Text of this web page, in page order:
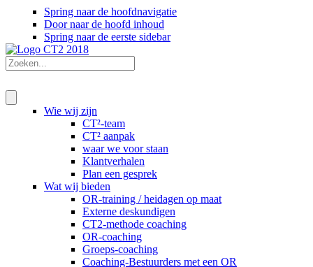
Spring naar de hoofdnavigatie
Door naar de hoofd inhoud
Spring naar de eerste sidebar
Wie wij zijn
CT²-team
CT² aanpak
waar we voor staan
Klantverhalen
Plan een gesprek
Wat wij bieden
OR-training / heidagen op maat
Externe deskundigen
CT2-methode coaching
OR-coaching
Groeps-coaching
Coaching-Bestuurders met een OR